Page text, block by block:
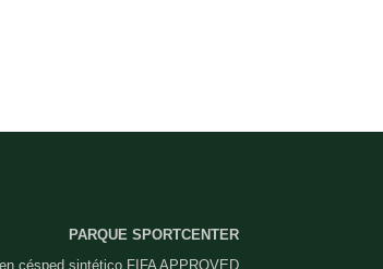
PARQUE SPORTCENTER
césped sintético FIFA APPROVED